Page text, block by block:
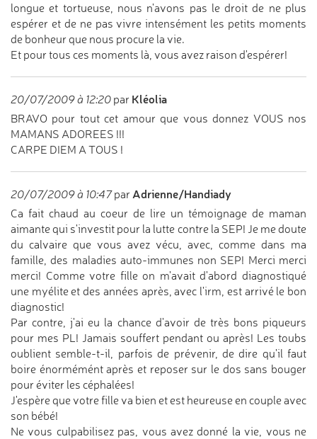
longue et tortueuse, nous n'avons pas le droit de ne plus
espérer et de ne pas vivre intensément les petits moments
de bonheur que nous procure la vie.
Et pour tous ces moments là, vous avez raison d'espérer!
20/07/2009 à 12:20 par Kléolia
BRAVO pour tout cet amour que vous donnez VOUS nos
MAMANS ADOREES !!!
CARPE DIEM A TOUS !
20/07/2009 à 10:47par Adrienne/Handiady
Ca fait chaud au coeur de lire un témoignage de maman
aimante qui s'investit pour la lutte contre la SEP! Je me doute
du calvaire que vous avez vécu, avec, comme dans ma
famille, des maladies auto-immunes non SEP! Merci merci
merci! Comme votre fille on m'avait d'abord diagnostiqué
une myélite et des années après, avec l'irm, est arrivé le bon
diagnostic!
Par contre, j'ai eu la chance d'avoir de très bons piqueurs
pour mes PL! Jamais souffert pendant ou après! Les toubs
oublient semble-t-il, parfois de prévenir, de dire qu'il faut
boire énormémént après et reposer sur le dos sans bouger
pour éviter les céphalées!
J'espère que votre fille va bien et est heureuse en couple avec
son bébé!
Ne vous culpabilisez pas, vous avez donné la vie, vous ne